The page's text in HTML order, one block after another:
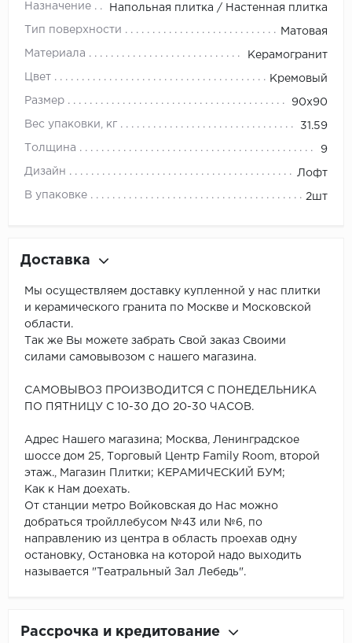
Назначение Напольная плитка / Настенная плитка
Тип поверхности Матовая
Материала Керамогранит
Цвет Кремовый
Размер 90x90
Вес упаковки, кг 31.59
Толщина 9
Дизайн Лофт
В упаковке 2шт
Доставка
Мы осуществляем доставку купленной у нас плитки
и керамического гранита по Москве и Московской
области.
Так же Вы можете забрать Свой заказ Своими
силами самовывозом с нашего магазина.
САМОВЫВОЗ ПРОИЗВОДИТСЯ С ПОНЕДЕЛЬНИКА
ПО ПЯТНИЦУ С 10-30 ДО 20-30 ЧАСОВ.
Адрес Нашего магазина; Москва, Ленинградское
шоссе дом 25, Торговый Центр Family Room, второй
этаж., Магазин Плитки; КЕРАМИЧЕСКИЙ БУМ;
Как к Нам доехать.
От станции метро Войковская до Нас можно
добраться тройллебусом №43 или №6, по
направлению из центра в область проехав одну
остановку, Остановка на которой надо выходить
называется "Театральный Зал Лебедь".
Рассрочка и кредитование